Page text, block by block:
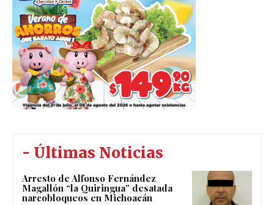
- Últimas Noticias
Arresto de Alfonso Fernández
Magallón “la Quiringua” desatada
narcobloqueos en Michoacán